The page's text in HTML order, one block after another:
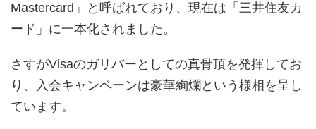
Mastercard」と呼ばれており、現在は「三井住友カ
ード」に一本化されました。
さすがVisaのガリバーとしての真骨頂を発揮してお
り、入会キャンペーンは豪華絢爛という様相を呈し
ています。